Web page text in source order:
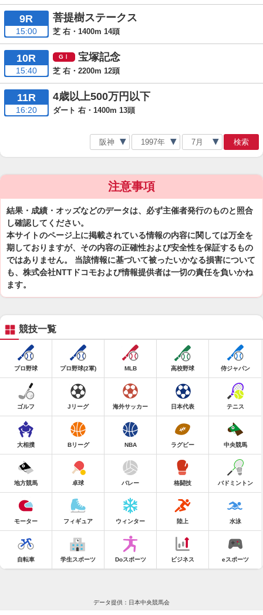
9R
15:00
菩提樹ステークス
芝 右・1400m 14頭
10R
15:40
宝塚記念
芝 右・2200m 12頭
11R
16:20
4歳以上500万円以下
ダート 右・1400m 13頭
検索
注意事項
結果・成績・オッズなどのデータは、必ず主催者発行のものと照合
し確認してください。
本サイトのページ上に掲載されている情報の内容に関しては万全を
期しておりますが、その内容の正確性および安全性を保証するもの
ではありません。 当該情報に基づいて被ったいかなる損害について
も、株式会社NTTドコモおよび情報提供者は一切の責任を負いかね
ます。
競技一覧
プロ野球 プロ野球(2軍) MLB 高校野球 侍ジャパン
ゴルフ Jリーグ 海外サッカー 日本代表 テニス
大相撲 Bリーグ NBA ラグビー 中央競馬
地方競馬 卓球 バレー 格闘技 バドミントン
モーター フィギュア ウィンター 陸上 水泳
自転車 学生スポーツ Doスポーツ ビジネス eスポーツ
データ提供：日本中央競馬会